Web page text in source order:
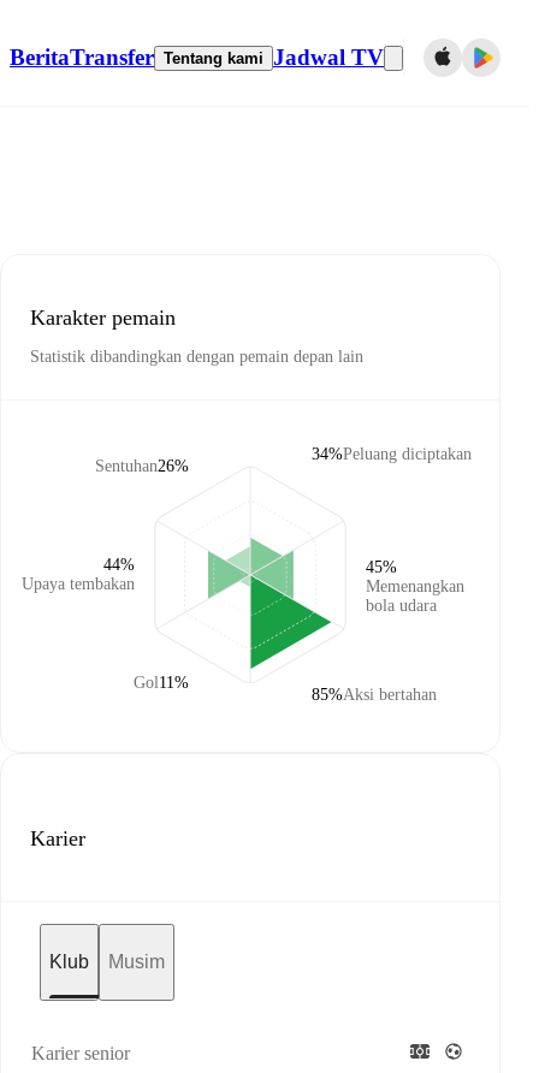
BeritaTransfer Tentang kami Jadwal TV
Karakter pemain
Statistik dibandingkan dengan pemain depan lain
Sentuhan26%
Upaya tembakan
44%
Gol11%
Peluang diciptakan
34%
Memenangkan
bola udara
45%
Aksi bertahan
85%
Karier
Klub Musim
Karier senior